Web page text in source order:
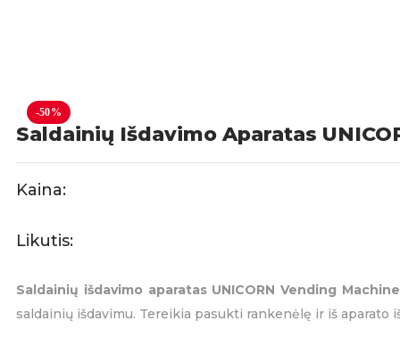
-50%
Saldainių Išdavimo Aparatas
Kaina:
Likutis:
Saldainių išdavimo aparatas UNICORN Vending Machine
saldainių išdavimu. Tereikia pasukti rankenėlę ir iš